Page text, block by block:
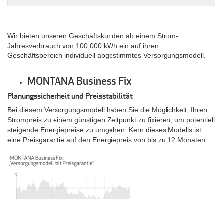
Wir bieten unseren Geschäftskunden ab einem Strom-
Jahresverbrauch von 100.000 kWh ein auf ihren
Geschäftsbereich individuell abgestimmtes Versorgungsmodell.
MONTANA Business Fix
Planungssicherheit und Preisstabilität
Bei diesem Versorgungsmodell haben Sie die Möglichkeit, Ihren
Strompreis zu einem günstigen Zeitpunkt zu fixieren, um potentiell
steigende Energiepreise zu umgehen. Kern dieses Modells ist
eine Preisgarantie auf den Energiepreis von bis zu 12 Monaten.